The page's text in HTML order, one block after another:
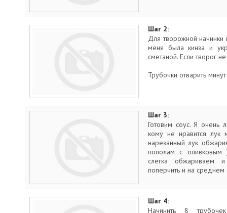
Шаг 2:
Для творожной
меня была кинза и
сметаной. Если творог
Трубочки отварить минут
Шаг 3:
Готовим соус. Я очень
кому не нравится лук
нарезанный лук
пополам с оливковым
слегка обжариваем
поперчить и на
Шаг 4:
Начинить 8